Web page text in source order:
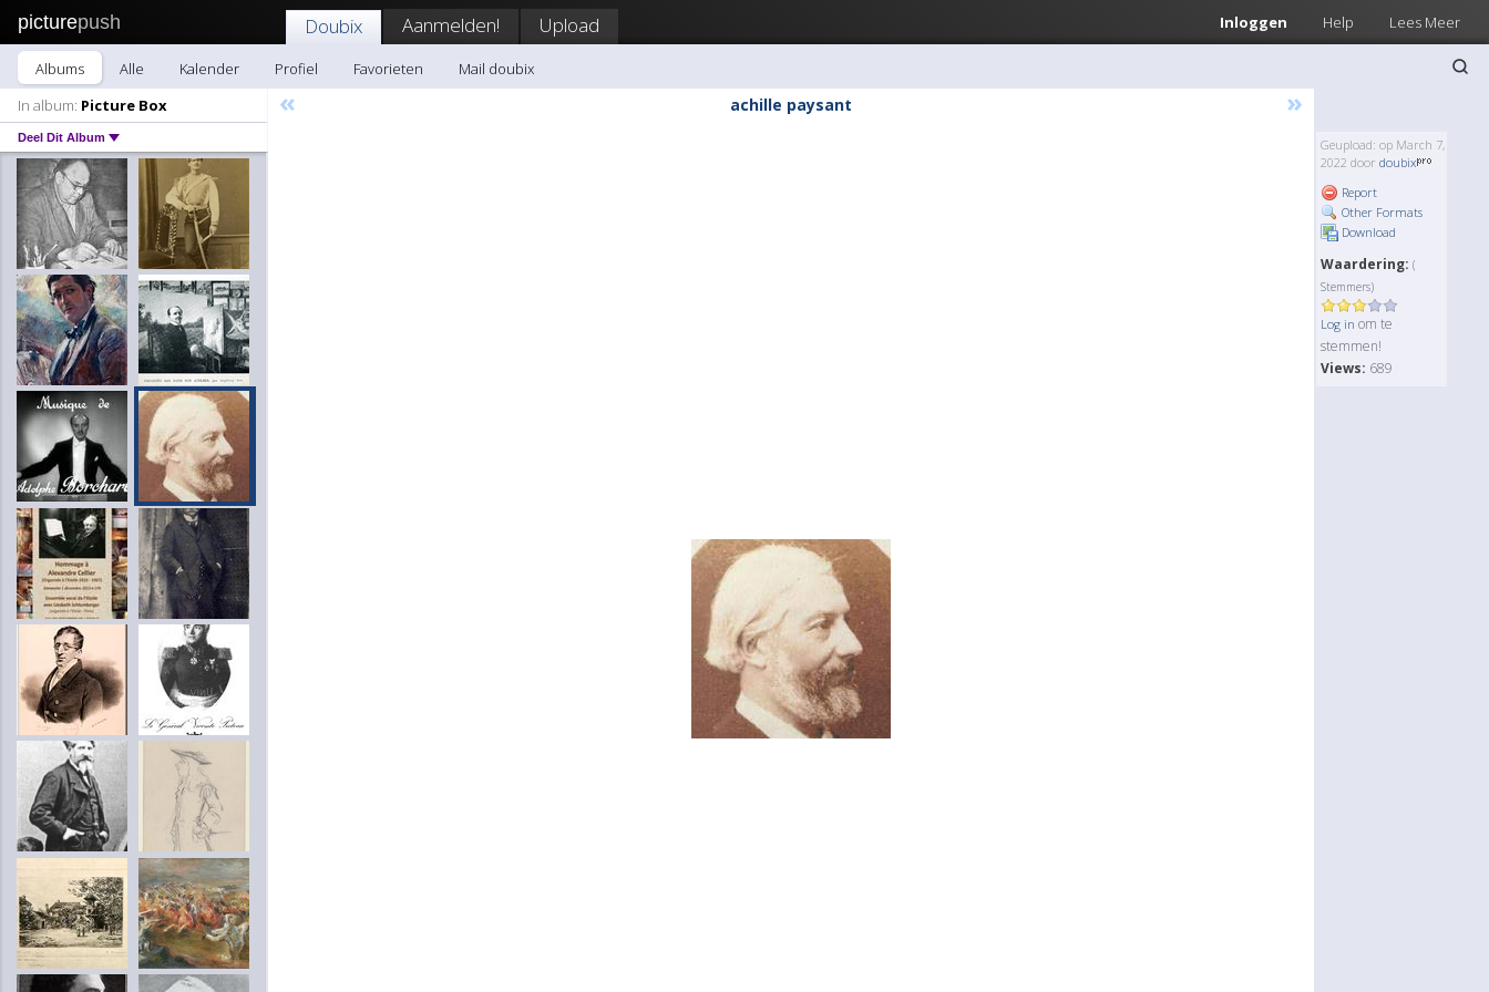
picturepush Inloggen Help Lees Meer
Doubix Aanmelden! Upload
Albums Alle Kalender Profiel Favorieten
Mail doubix
In album: Picture Box
Deel Dit Album
« achille paysant »
Geupload: op March 7,
2022 door doubix
Report
Other Formats
Download
Waardering: (
Stemmers)
Log in om te
stemmen!
Views: 689